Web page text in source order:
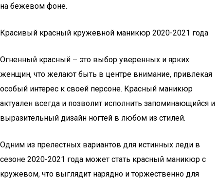
на бежевом фоне.
Красивый красный кружевной маникюр 2020-2021 года
Огненный красный – это выбор уверенных и ярких
женщин, что желают быть в центре внимание, привлекая
особый интерес к своей персоне. Красный маникюр
актуален всегда и позволит исполнить запоминающийся и
выразительный дизайн ногтей в любом из стилей.
Одним из прелестных вариантов для истинных леди в
сезоне 2020-2021 года может стать красный маникюр с
кружевом, что выглядит нарядно и торжественно для